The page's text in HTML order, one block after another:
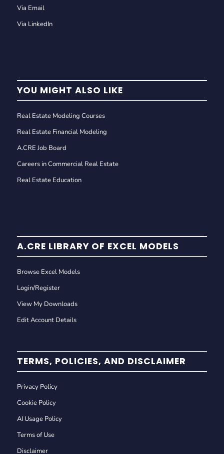
Via Email
Via LinkedIn
YOU MIGHT ALSO LIKE
Real Estate Modeling Courses
Real Estate Financial Modeling
A.CRE Job Board
Careers in Commercial Real Estate
Real Estate Education
A.CRE LIBRARY OF EXCEL MODELS
Browse Excel Models
Login/Register
View My Downloads
Edit Account Details
TERMS, POLICIES, AND DISCLAIMER
Privacy Policy
Cookie Policy
AI Usage Policy
Terms of Use
Disclaimer